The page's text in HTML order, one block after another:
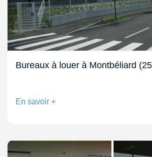
Bureaux à louer à Montbéliard
En savoir +